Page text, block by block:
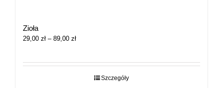
Zioła
29,00 zł – 89,00 złZakres
29,00 zł
Szczegóły